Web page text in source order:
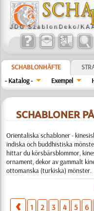
SCHABLONHÄFTE
- Katalog -
Exempel
SCHABLONER
Orientaliska schabloner -
indiska och buddhistiska
hittar du körsbärsblommor,
ornament, dekor av gammalt
ottomanska (turkiska) mönster.
1 2 3 4 5 6